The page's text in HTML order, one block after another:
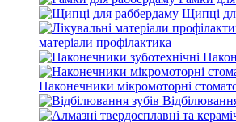
Щипці
матеріали профілактика
Наконечники мікромоторні